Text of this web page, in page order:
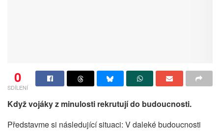
0
SDÍLENÍ
Když vojáky z minulosti rekrutují do budoucnosti.
Představme si následující situaci: V daleké budoucnosti